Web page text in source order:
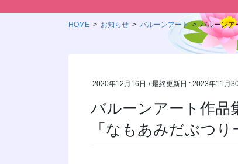
HOME お知らせ バルーンアート バルーンア
2020年12月16日 / 最終更新日 :2023年11月
バルーンアート作品
「なもあみだぶつり